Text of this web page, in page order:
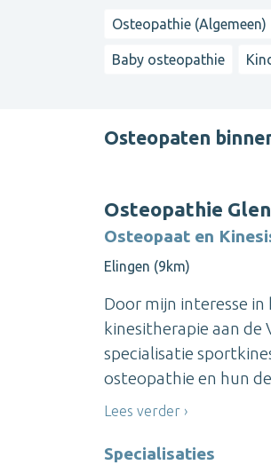
Osteopathie (Algemeen)
Baby osteopathie
Osteopaten
Osteopathie
Osteopaat en
Elingen (9km)
Door mijn interesse
kinesitherapie aan de
specialisatie
osteopathie en hun
Lees verder
Specialisaties